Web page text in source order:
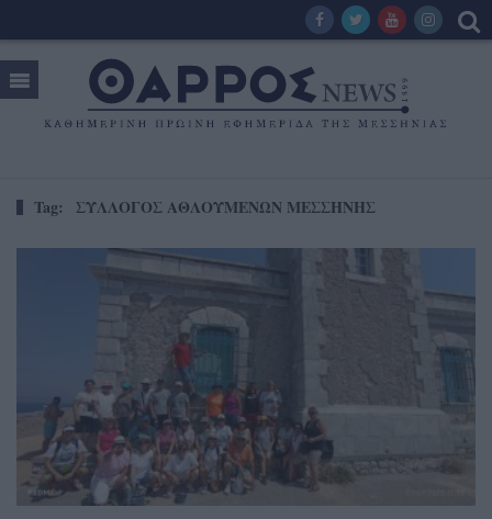
Tag: ΣΥΛΛΟΓΟΣ ΑΘΛΟΥΜΕΝΩΝ ΜΕΣΣΗΝΗΣ